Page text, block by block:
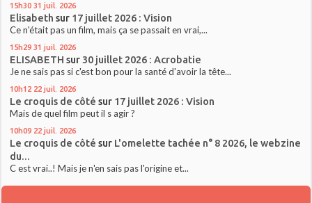
15h30 31 juil. 2026
Elisabeth sur 17 juillet 2026 : Vision
Ce n'était pas un film, mais ça se passait en vrai,...
15h29 31 juil. 2026
ELISABETH sur 30 juillet 2026 : Acrobatie
Je ne sais pas si c'est bon pour la santé d'avoir la tête...
10h12 22 juil. 2026
Le croquis de côté sur 17 juillet 2026 : Vision
Mais de quel film peut il s agir ?
10h09 22 juil. 2026
Le croquis de côté sur L'omelette tachée n° 8 2026, le webzine
du...
C est vrai..! Mais je n'en sais pas l'origine et...